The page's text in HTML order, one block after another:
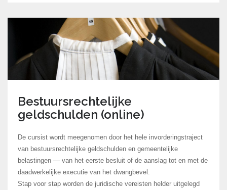
Bestuursrechtelijke
geldschulden (online)
De cursist wordt meegenomen door het hele invorderingstraject
van bestuursrechtelijke geldschulden en gemeentelijke
belastingen — van het eerste besluit of de aanslag tot en met de
daadwerkelijke executie van het dwangbevel.
Stap voor stap worden de juridische vereisten helder uitgelegd